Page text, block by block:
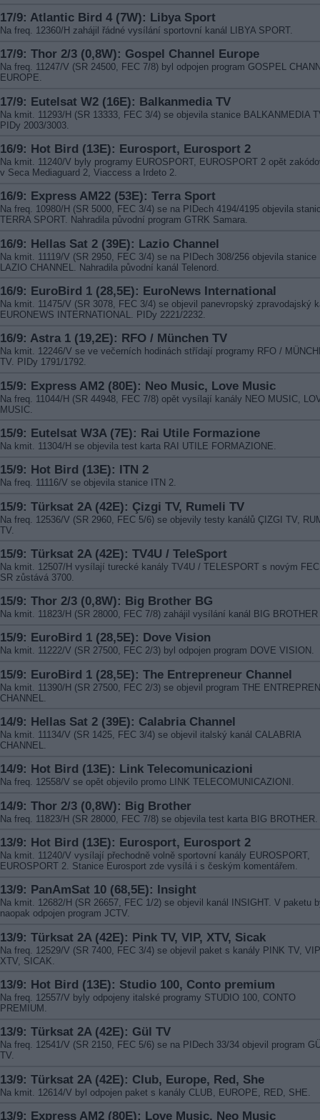
17/9: Atlantic Bird 4 (7W): Libya Sport
Na freq. 12360/H zahájil řádné vysílání sportovní kanál LIBYA SPORT.
17/9: Thor 2/3 (0,8W): Gospel Channel Europe
Na freq. 11247/V (SR 24500, FEC 7/8) byl odpojen program GOSPEL
EUROPE.
17/9: Eutelsat W2 (16E): Balkanmedia TV
Na kmit. 11293/H (SR 13333, FEC 3/4) se objevila stanice BALKANMEDIA
PIDy 2003/3003.
16/9: Hot Bird (13E): Eurosport, Eurosport 2
Na kmit. 11240/V byly programy EUROSPORT, EUROSPORT 2 opět
v Seca Mediaguard 2, Viaccess a Irdeto 2.
16/9: Express AM22 (53E): Terra Sport
Na freq. 10980/H (SR 5000, FEC 3/4) se na PIDech 4194/4195 objevila
TERRA SPORT. Nahradila původní program GTRK Samara.
16/9: Hellas Sat 2 (39E): Lazio Channel
Na kmit. 11119/V (SR 2950, FEC 3/4) se na PIDech 308/256 objevila stanice
LAZIO CHANNEL. Nahradila původní kanál Telenord.
16/9: EuroBird 1 (28,5E): EuroNews International
Na kmit. 11475/V (SR 3078, FEC 3/4) se objevil panevropský zpravodajský
EURONEWS INTERNATIONAL. PIDy 2221/2232.
16/9: Astra 1 (19,2E): RFO / München TV
Na kmit. 12246/V se ve večerních hodinách střídají programy RFO /
TV. PIDy 1791/1792.
15/9: Express AM2 (80E): Neo Music, Love Music
Na freq. 11044/H (SR 44948, FEC 7/8) opět vysílají kanály NEO MUSIC,
MUSIC.
15/9: Eutelsat W3A (7E): Rai Utile Formazione
Na kmit. 11304/H se objevila test karta RAI UTILE FORMAZIONE.
15/9: Hot Bird (13E): ITN 2
Na freq. 11116/V se objevila stanice ITN 2.
15/9: Türksat 2A (42E): Çizgi TV, Rumeli TV
Na freq. 12536/V (SR 2960, FEC 5/6) se objevily testy kanálů ÇIZGI TV,
TV.
15/9: Türksat 2A (42E): TV4U / TeleSport
Na kmit. 12507/H vysílají turecké kanály TV4U / TELESPORT s novým
SR zůstává 3700.
15/9: Thor 2/3 (0,8W): Big Brother BG
Na kmit. 11823/H (SR 28000, FEC 7/8) zahájil vysílání kanál BIG
15/9: EuroBird 1 (28,5E): Dove Vision
Na kmit. 11222/V (SR 27500, FEC 2/3) byl odpojen program DOVE VISION.
15/9: EuroBird 1 (28,5E): The Entrepreneur Channel
Na kmit. 11390/H (SR 27500, FEC 2/3) se objevil program THE
CHANNEL.
14/9: Hellas Sat 2 (39E): Calabria Channel
Na kmit. 11134/V (SR 1425, FEC 3/4) se objevil italský kanál CALABRIA
CHANNEL.
14/9: Hot Bird (13E): Link Telecomunicazioni
Na freq. 12558/V se opět objevilo promo LINK TELECOMUNICAZIONI.
14/9: Thor 2/3 (0,8W): Big Brother
Na freq. 11823/H (SR 28000, FEC 7/8) se objevila test karta BIG BROTHER.
13/9: Hot Bird (13E): Eurosport, Eurosport 2
Na kmit. 11240/V vysílají přechodně volně sportovní kanály EUROSPORT,
EUROSPORT 2. Stanice Eurosport zde vysílá i s českým komentářem.
13/9: PanAmSat 10 (68,5E): Insight
Na kmit. 12682/H (SR 26657, FEC 1/2) se objevil kanál INSIGHT. V paketu
naopak odpojen program JCTV.
13/9: Türksat 2A (42E): Pink TV, VIP, XTV, Sicak
Na freq. 12529/V (SR 7400, FEC 3/4) se objevil paket s kanály PINK TV,
XTV, SICAK.
13/9: Hot Bird (13E): Studio 100, Conto premium
Na freq. 12557/V byly odpojeny italské programy STUDIO 100, CONTO
PREMIUM.
13/9: Türksat 2A (42E): Gül TV
Na freq. 12541/V (SR 2150, FEC 5/6) se na PIDech 33/34 objevil program
TV.
13/9: Türksat 2A (42E): Club, Europe, Red, She
Na kmit. 12614/V byl odpojen paket s kanály CLUB, EUROPE, RED, SHE.
13/9: Express AM2 (80E): Love Music, Neo Music